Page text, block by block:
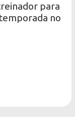
para
no